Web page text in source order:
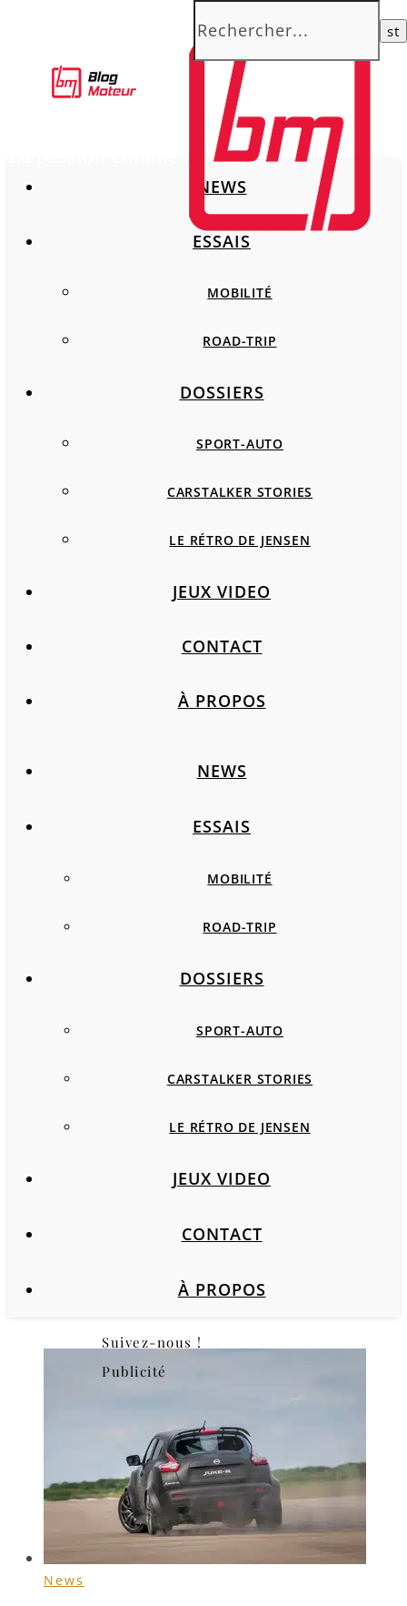
La passion comme moteur
NEWS
ESSAIS
MOBILITÉ
ROAD-TRIP
DOSSIERS
SPORT-AUTO
CARSTALKER STORIES
LE RÉTRO DE JENSEN
JEUX VIDEO
CONTACT
À PROPOS
NEWS
ESSAIS
MOBILITÉ
ROAD-TRIP
DOSSIERS
SPORT-AUTO
CARSTALKER STORIES
LE RÉTRO DE JENSEN
JEUX VIDEO
CONTACT
À PROPOS
News
Suivez-nous !
Publicité